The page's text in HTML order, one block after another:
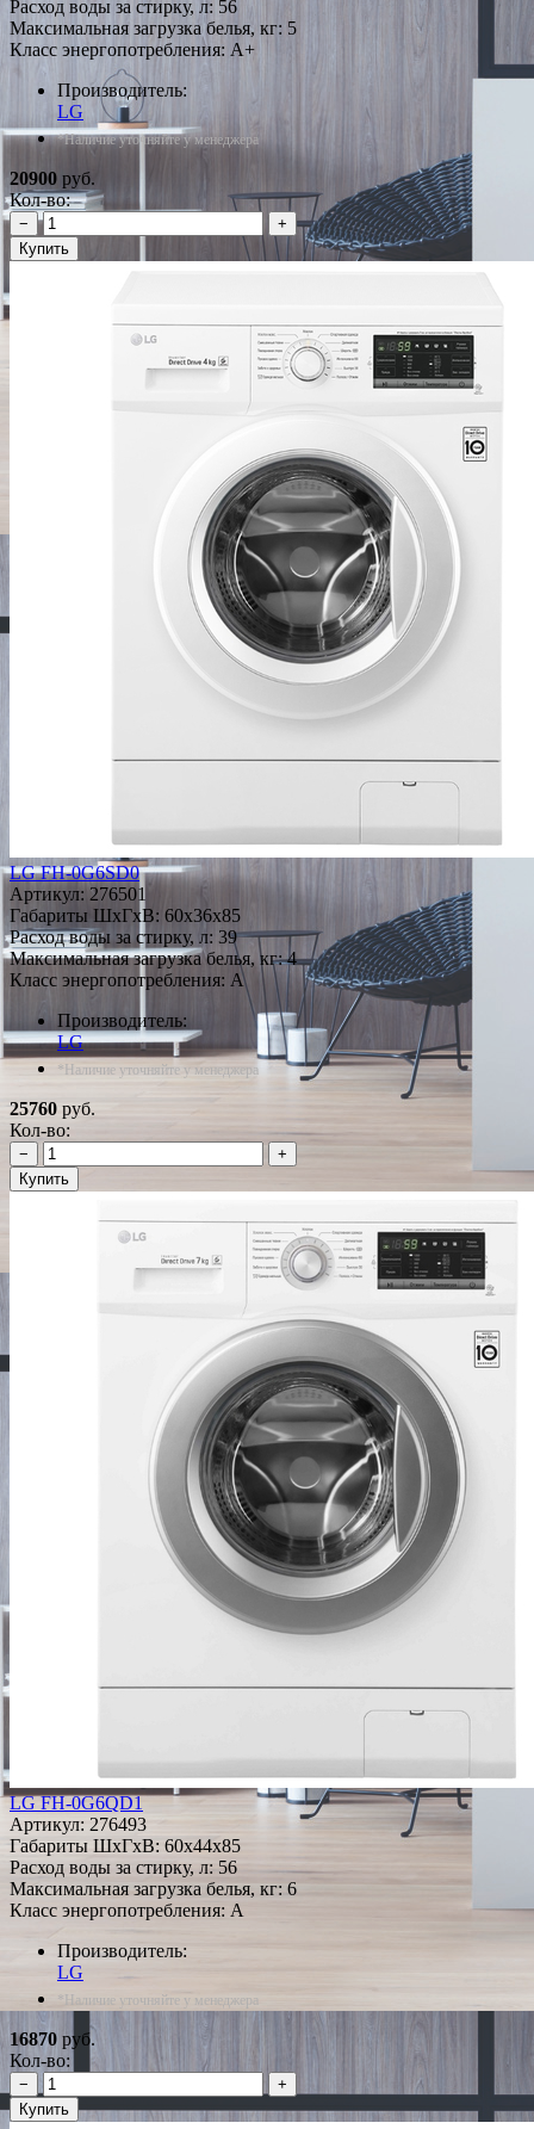
Расход воды за стирку, л: 56
Максимальная загрузка белья, кг: 5
Класс энергопотребления: A+
Производитель:
LG
*Наличие уточняйте у менеджера
20900 руб.
Кол-во:
−
+
Купить
LG FH-0G6SD0
Артикул: 276501
Габариты ШxГxВ: 60x36x85
Расход воды за стирку, л: 39
Максимальная загрузка белья, кг: 4
Класс энергопотребления: A
Производитель:
LG
*Наличие уточняйте у менеджера
25760 руб.
Кол-во:
−
+
Купить
LG FH-0G6QD1
Артикул: 276493
Габариты ШxГxВ: 60x44x85
Расход воды за стирку, л: 56
Максимальная загрузка белья, кг: 6
Класс энергопотребления: A
Производитель:
LG
*Наличие уточняйте у менеджера
16870 руб.
Кол-во:
−
+
Купить